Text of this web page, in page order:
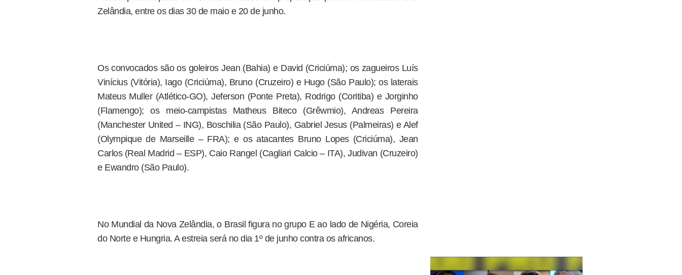
Zelândia, entre os dias 30 de maio e 20 de junho.
Os convocados são os goleiros Jean (Bahia) e David (Criciúma); os zagueiros Luís
Vinícius (Vitória), Iago (Criciúma), Bruno (Cruzeiro) e Hugo (São Paulo); os laterais
Mateus Muller (Atlético-GO), Jeferson (Ponte Preta), Rodrigo (Coritiba) e Jorginho
(Flamengo); os meio-campistas Matheus Biteco (Grêwmio), Andreas Pereira
(Manchester United – ING), Boschilia (São Paulo), Gabriel Jesus (Palmeiras) e Alef
(Olympique de Marseille – FRA); e os atacantes Bruno Lopes (Criciúma), Jean
Carlos (Real Madrid – ESP), Caio Rangel (Cagliari Calcio – ITA), Judivan (Cruzeiro)
e Ewandro (São Paulo).
No Mundial da Nova Zelândia, o Brasil figura no grupo E ao lado de Nigéria, Coreia
do Norte e Hungria. A estreia será no dia 1º de junho contra os africanos.